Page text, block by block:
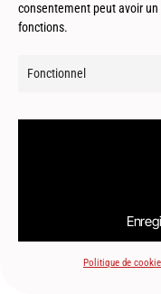
consentement peut avoir
fonctions.
Fonctionnel
Politique de
© 2026Le2bis Atelier